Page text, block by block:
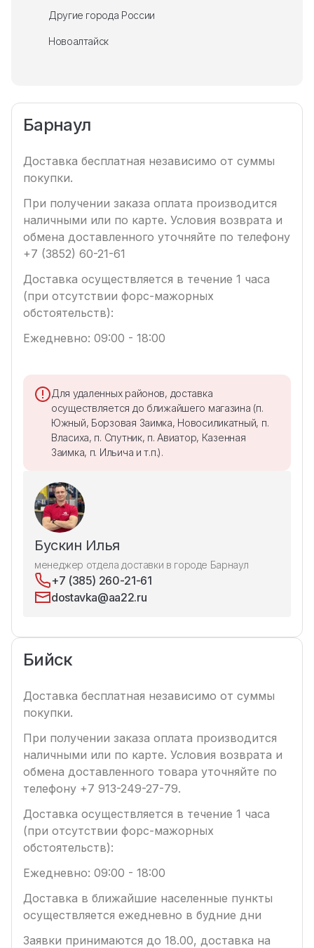
Другие города России
Новоалтайск
Барнаул
Доставка бесплатная независимо от суммы
покупки.
При получении заказа оплата производится
наличными или по карте. Условия возврата и
обмена доставленного уточняйте по телефону
+7 (3852) 60-21-61
Доставка осуществляется в течение 1 часа
(при отсутствии форс-мажорных
обстоятельств):
Ежедневно: 09:00 - 18:00
Для удаленных районов, доставка
осуществляется до ближайшего магазина (п.
Южный, Борзовая Заимка, Новосиликатный, п.
Власиха, п. Спутник, п. Авиатор, Казенная
Заимка, п. Ильича и т.п.).
Бускин Илья
менеджер отдела доставки в городе Барнаул
+7 (385) 260-21-61
dostavka@aa22.ru
Бийск
Доставка бесплатная независимо от суммы
покупки.
При получении заказа оплата производится
наличными или по карте. Условия возврата и
обмена доставленного товара уточняйте по
телефону +7 913-249-27-79.
Доставка осуществляется в течение 1 часа
(при отсутствии форс-мажорных
обстоятельств):
Ежедневно: 09:00 - 18:00
Доставка в ближайшие населенные пункты
осуществляется ежедневно в будние дни
Заявки принимаются до 18.00, доставка на